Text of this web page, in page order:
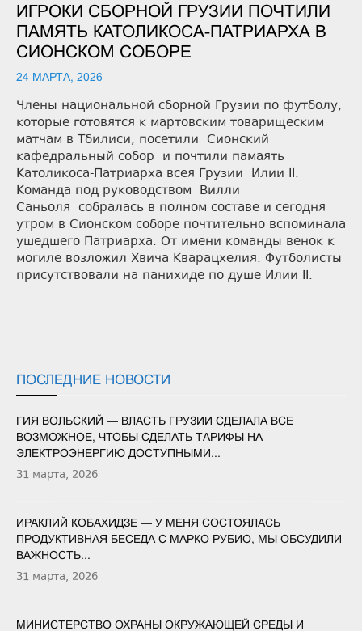
ИГРОКИ СБОРНОЙ ГРУЗИИ ПОЧТИЛИ
ПАМЯТЬ КАТОЛИКОСА-ПАТРИАРХА В
СИОНСКОМ СОБОРЕ
24 МАРТА, 2026
Члены национальной сборной Грузии по футболу,
которые готовятся к мартовским товарищеским
матчам в Тбилиси, посетили Сионский
кафедральный собор и почтили памаять
Католикоса-Патриарха всея Грузии Илии II.
Команда под руководством Вилли
Саньоля собралась в полном составе и сегодня
утром в Сионском соборе почтительно вспоминала
ушедшего Патриарха. От имени команды венок к
могиле возложил Хвича Кварацхелия. Футболисты
присутствовали на панихиде по душе Илии II.
ПОСЛЕДНИЕ НОВОСТИ
ГИЯ ВОЛЬСКИЙ — ВЛАСТЬ ГРУЗИИ СДЕЛАЛА ВСЕ
ВОЗМОЖНОЕ, ЧТОБЫ СДЕЛАТЬ ТАРИФЫ НА
ЭЛЕКТРОЭНЕРГИЮ ДОСТУПНЫМИ...
31 марта, 2026
ИРАКЛИЙ КОБАХИДЗЕ — У МЕНЯ СОСТОЯЛАСЬ
ПРОДУКТИВНАЯ БЕСЕДА С МАРКО РУБИО, МЫ ОБСУДИЛИ
ВАЖНОСТЬ...
31 марта, 2026
МИНИСТЕРСТВО ОХРАНЫ ОКРУЖАЮЩЕЙ СРЕДЫ И